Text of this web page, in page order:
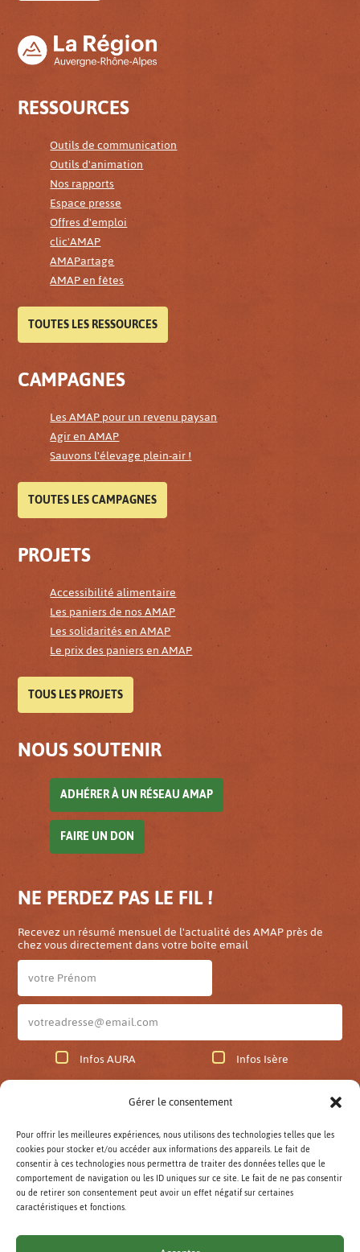
Gérer le consentement
Pour offrir les meilleures expériences, nous utilisons des technologies telles que les
cookies pour stocker et/ou accéder aux informations des appareils. Le fait de
consentir à ces technologies nous permettra de traiter des données telles que le
comportement de navigation ou les ID uniques sur ce site. Le fait de ne pas consentir
ou de retirer son consentement peut avoir un effet négatif sur certaines
caractéristiques et fonctions.
RESSOURCES
Outils de communication
Outils d'animation
Nos rapports
Espace presse
Offres d'emploi
clic'AMAP
AMAPartage
AMAP en fêtes
TOUTES LES RESSOURCES
CAMPAGNES
Les AMAP pour un revenu paysan
Agir en AMAP
Sauvons l'élevage plein-air !
TOUTES LES CAMPAGNES
PROJETS
Accessibilité alimentaire
Les paniers de nos AMAP
Les solidarités en AMAP
Le prix des paniers en AMAP
TOUS LES PROJETS
NOUS SOUTENIR
ADHÉRER À UN RÉSEAU AMAP
FAIRE UN DON
NE PERDEZ PAS LE FIL !
Recevez un résumé mensuel de l'actualité des AMAP près de
chez vous directement dans votre boîte email
Infos AURA Infos Isère
Lettre d'infos AuRA archivées
Lettre d'infos Isère archivées
Rechercher
: